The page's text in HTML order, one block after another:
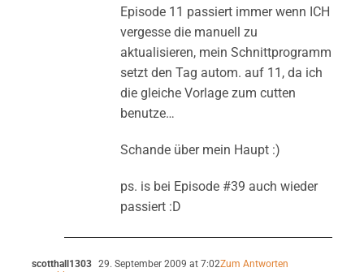
Episode 11 passiert immer wenn ICH
vergesse die manuell zu
aktualisieren, mein Schnittprogramm
setzt den Tag autom. auf 11, da ich
die gleiche Vorlage zum cutten
benutze…
Schande über mein Haupt :)
ps. is bei Episode #39 auch wieder
passiert :D
scotthall1303 29. September 2009 at 7:02Zum Antworten